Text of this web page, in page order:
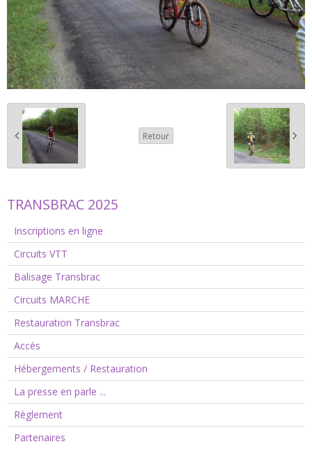
Retour
TRANSBRAC 2025
Inscriptions en ligne
Circuits VTT
Balisage Transbrac
Circuits MARCHE
Restauration Transbrac
Accès
Hébergements / Restauration
La presse en parle ...
Règlement
Partenaires